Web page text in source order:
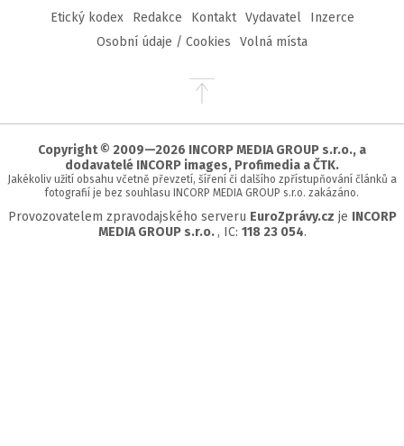
Etický kodex Redakce Kontakt Vydavatel
Inzerce
Osobní údaje / Cookies
Volná místa
Přejít
stránky
Copyright © 2009—2026 INCORP MEDIA GROUP s.r.o., a
dodavatelé INCORP images, Profimedia a ČTK.
Jakékoliv užití obsahu včetně převzetí, šíření či dalšího zpřístupňování článků a
fotografií je bez souhlasu INCORP MEDIA GROUP s.r.o. zakázáno.
Provozovatelem zpravodajského serveru EuroZprávy.cz je INCORP
MEDIA GROUP s.r.o. , IC: 118 23 054.